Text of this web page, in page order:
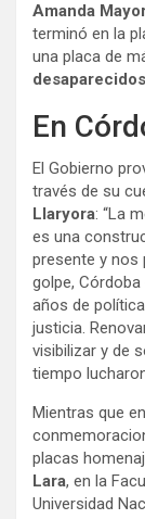
Amanda
terminó en la
una placa de
En
El Gobierno
través de su
Llaryora: “La
es una
presente y nos
golpe,
años de
justicia.
visibilizar y de
tiempo
Mientras que
placas
Lara, en la
Universidad